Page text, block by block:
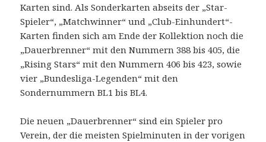
Karten sind. Als Sonderkarten abseits der „Star-
Spieler“, „Matchwinner“ und „Club-Einhundert“-
Karten finden sich am Ende der Kollektion noch die
„Dauerbrenner“ mit den Nummern 388 bis 405, die
„Rising Stars“ mit den Nummern 406 bis 423, sowie
vier „Bundesliga-Legenden“ mit den
Sondernummern BL1 bis BL4.
Die neuen „Dauerbrenner“ sind ein Spieler pro
Verein, der die meisten Spielminuten in der vorigen